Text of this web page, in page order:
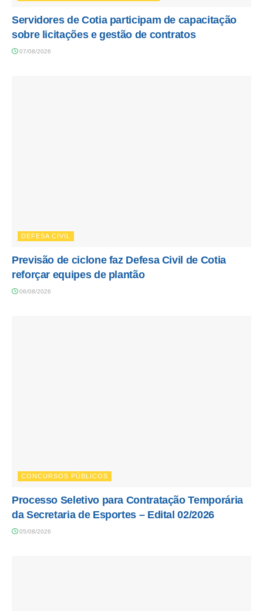
Servidores de Cotia participam de capacitação
sobre licitações e gestão de contratos
07/08/2026
DEFESA CIVIL
Previsão de ciclone faz Defesa Civil de Cotia
reforçar equipes de plantão
06/08/2026
CONCURSOS PÚBLICOS
Processo Seletivo para Contratação Temporária
da Secretaria de Esportes – Edital 02/2026
05/08/2026